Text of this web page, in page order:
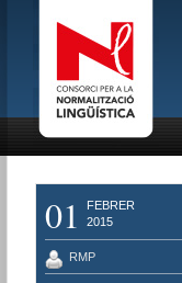
01
FEBRER
2015
RMP